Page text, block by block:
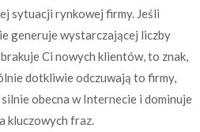
sytuacji rynkowej firmy. Jeśli
generuje wystarczającej liczby
Ci nowych klientów, to znak,
dotkliwie odczuwają to firmy,
obecna w Internecie i dominuje
kluczowych fraz.